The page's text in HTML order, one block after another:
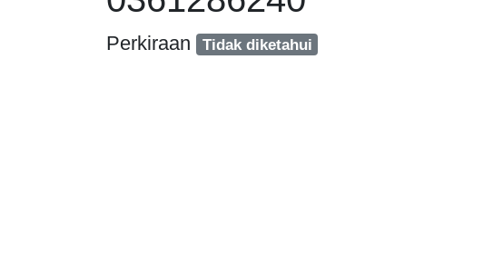
Perkiraan Tidak diketahui